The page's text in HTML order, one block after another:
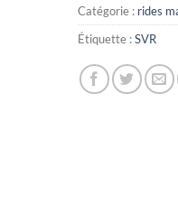
Catégorie : rides
Étiquette :SVR